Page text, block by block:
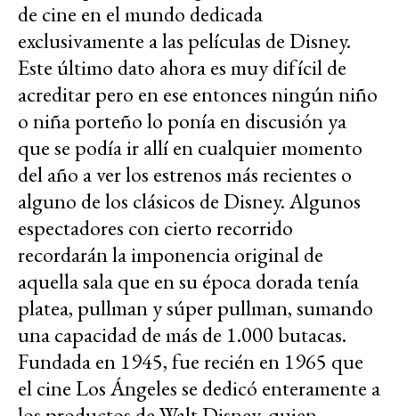
de cine en el mundo dedicada
exclusivamente a las películas de Disney.
Este último dato ahora es muy difícil de
acreditar pero en ese entonces ningún niño
o niña porteño lo ponía en discusión ya
que se podía ir allí en cualquier momento
del año a ver los estrenos más recientes o
alguno de los clásicos de Disney. Algunos
espectadores con cierto recorrido
recordarán la imponencia original de
aquella sala que en su época dorada tenía
platea, pullman y súper pullman, sumando
una capacidad de más de 1.000 butacas.
Fundada en 1945, fue recién en 1965 que
el cine Los Ángeles se dedicó enteramente a